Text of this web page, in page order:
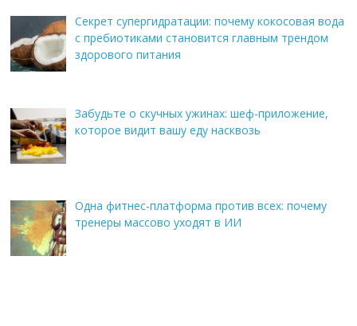
Секрет супергидратации: почему кокосовая вода
с пребиотиками становится главным трендом
здорового питания
Забудьте о скучных ужинах: шеф-приложение,
которое видит вашу еду насквозь
Одна фитнес-платформа против всех: почему
тренеры массово уходят в ИИ